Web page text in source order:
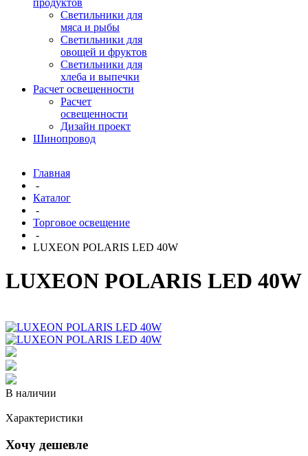
продуктов
Светильники для
мяса и рыбы
Светильники для
овощей и фруктов
Светильники для
хлеба и выпечки
Расчет освещенности
Расчет
освещенности
Дизайн проект
Шинопровод
Главная
-
Каталог
-
Торговое освещение
-
LUXEON POLARIS LED 40W
LUXEON POLARIS LED 40W
В наличии
Характеристики
Хочу дешевле